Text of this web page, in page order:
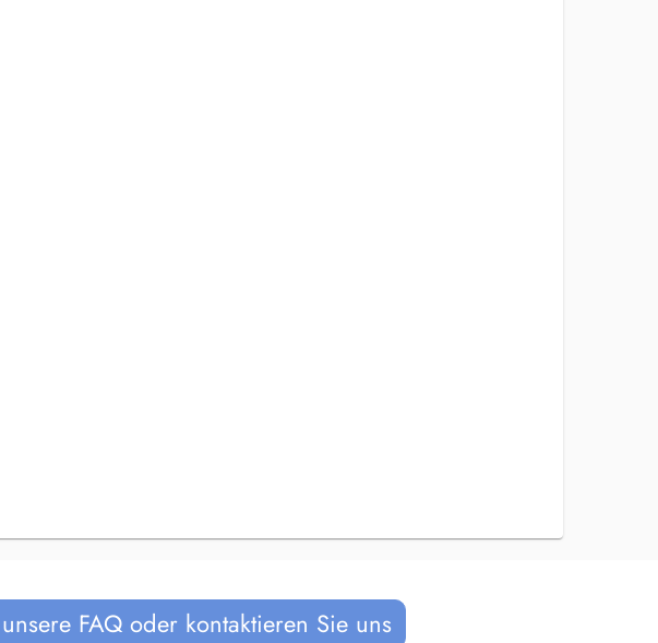
FAQ oder kontaktieren Sie uns